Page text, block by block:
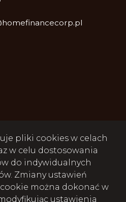
pliki cookies w celach
w celu dostosowania
do indywidualnych
Zmiany ustawień
można dokonać w
ustawienia